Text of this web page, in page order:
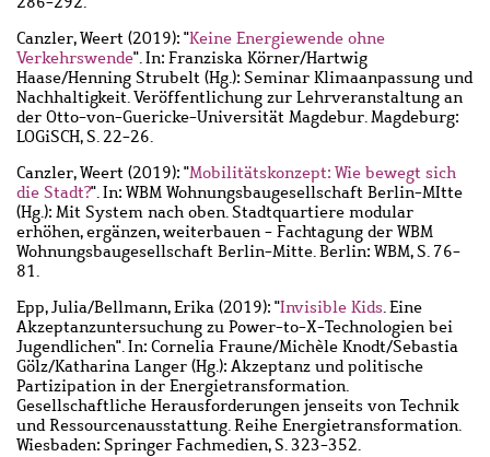
Canzler, Weert (2019): "Keine Energiewende ohne
Verkehrswende". In: Franziska Körner/Hartwig
Haase/Henning Strubelt (Hg.): Seminar Klimaanpassung und
Nachhaltigkeit. Veröffentlichung zur Lehrveranstaltung an
der Otto-von-Guericke-Universität Magdebur. Magdeburg:
LOGiSCH, S. 22-26.
Canzler, Weert (2019): "Mobilitätskonzept: Wie bewegt sich
die Stadt?". In: WBM Wohnungsbaugesellschaft Berlin-MItte
(Hg.): Mit System nach oben. Stadtquartiere modular
erhöhen, ergänzen, weiterbauen - Fachtagung der WBM
Wohnungsbaugesellschaft Berlin-Mitte. Berlin: WBM, S. 76-
81.
Epp, Julia/Bellmann, Erika (2019): "Invisible Kids. Eine
Akzeptanzuntersuchung zu Power-to-X-Technologien bei
Jugendlichen". In: Cornelia Fraune/Michèle Knodt/Sebastia
Gölz/Katharina Langer (Hg.): Akzeptanz und politische
Partizipation in der Energietransformation.
Gesellschaftliche Herausforderungen jenseits von Technik
und Ressourcenausstattung. Reihe Energietransformation.
Wiesbaden: Springer Fachmedien, S. 323-352.